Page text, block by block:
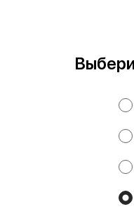
ЧТУП "ПиццаФаер"
Терешковой, 55/1
БИК POISBY2X
Киселева, 61А р.с.
Политика